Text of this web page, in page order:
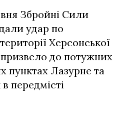
Збройні Сили
удар по
Херсонської
до потужних
пунктах Лазурне та
передмісті